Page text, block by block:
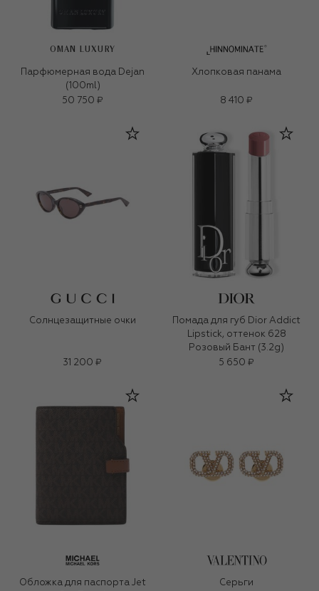
OMAN LUXURY
Парфюмерная вода Dejan
(100ml)
50 750 ₽
Хлопковая панама
8 410 ₽
Солнцезащитные очки
31 200 ₽
Помада для губ Dior Addict
Lipstick, оттенок 628
Розовый Бант (3.2g)
5 650 ₽
Обложка для паспорта Jet
Серьги